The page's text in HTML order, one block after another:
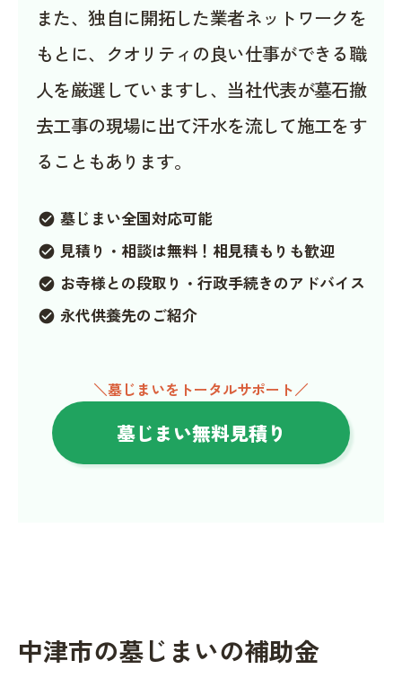
また、独自に開拓した業者ネットワークを
もとに、クオリティの良い仕事ができる職
人を厳選していますし、当社代表が墓石撤
去工事の現場に出て汗水を流して施工をす
ることもあります。
check_circle 墓じまい全国対応可能
check_circle 見積り・相談は無料！相見積もりも歓迎
check_circle お寺様との段取り・行政手続きのアドバイス
check_circle 永代供養先のご紹介
＼墓じまいをトータルサポート／
墓じまい無料見積り
中津市の墓じまいの補助金